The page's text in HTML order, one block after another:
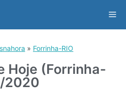
» Forrinha-RIO
Hoje (Forrinha-
2020